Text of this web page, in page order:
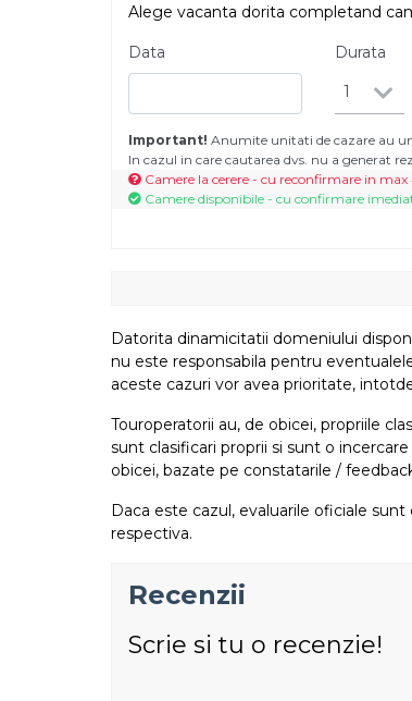
Alege vacanta dorita completand
Data
Durata
1
Important! Anumite unitati de cazare au
In cazul in care cautarea dvs. nu a generat
Camere la cerere - cu reconfirmare in max
Camere disponibile - cu confirmare
Datorita dinamicitatii domeniului
nu este responsabila pentru
aceste cazuri vor avea prioritate,
Touroperatorii au, de obicei, propriile
sunt clasificari proprii si sunt o
obicei, bazate pe constatarile /
Daca este cazul, evaluarile oficiale
respectiva.
Recenzii
Scrie si tu o recenzie!